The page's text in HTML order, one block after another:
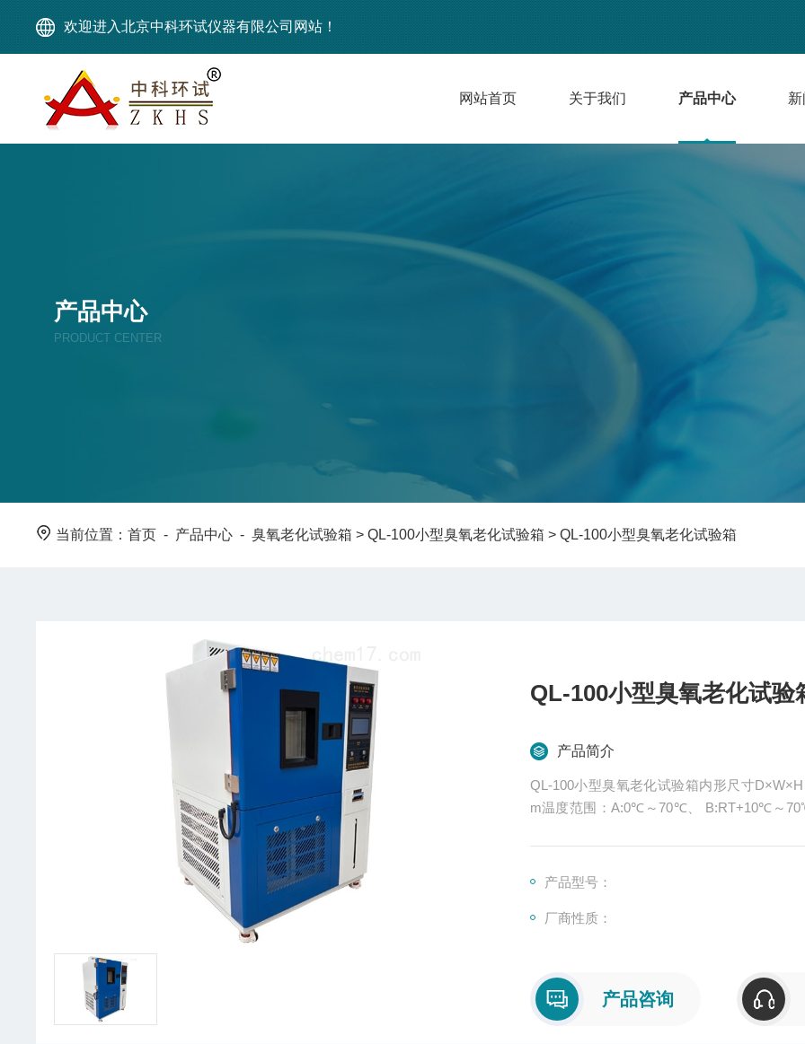
欢迎进入北京中科环试仪器有限公司网站！
网站首页 关于我们 产品中心
产品中心
PRODUCT CENTER
当前位置：首页 - 产品中心 -臭氧老化试验箱 >QL-100小型臭氧老化试验箱 > QL-100小型臭氧老化试验箱
QL-100小型臭氧老化试验
产品简介
QL-100小型臭氧老化试验箱内形尺寸D×W×H 450×450×500:mm外形尺寸D×W×H
m温度范围：A:0℃～70℃、 B:RT+10℃～70℃（订货时说明）湿度范围：A:40%～98%R.H、B:85%
产品型号：
厂商性质：
产品咨询